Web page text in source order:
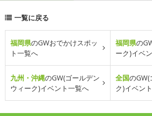
一覧に戻る
福岡県のGWおでかけスポッ
ト一覧へ
福岡県の
ーク)イベ
九州・沖縄のGW(ゴールデン
ウィーク)イベント一覧へ
全国のGW(
ク)イベン